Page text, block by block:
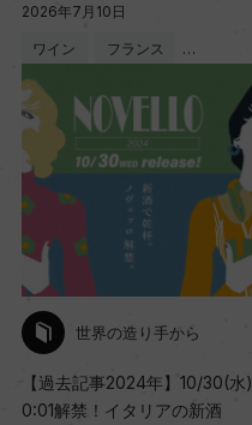
2026年7月10日
ワイン フランス …
世界の造り手から
【過去記事2024年】10/30(水)
0:01解禁！イタリアの新酒